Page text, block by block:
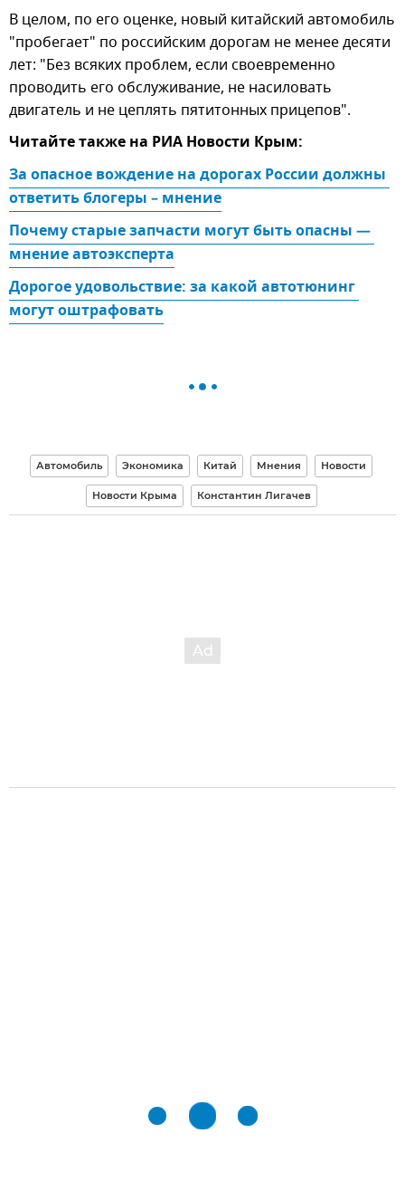
В целом, по его оценке, новый китайский автомобиль
"пробегает" по российским дорогам не менее десяти
лет: "Без всяких проблем, если своевременно
проводить его обслуживание, не насиловать
двигатель и не цеплять пятитонных прицепов".
Читайте также на РИА Новости Крым:
За опасное вождение на дорогах России должны
ответить блогеры – мнение
Почему старые запчасти могут быть опасны —
мнение автоэксперта
Дорогое удовольствие: за какой автотюнинг
могут оштрафовать
Автомобиль Экономика Китай Мнения Новости
Новости Крыма Константин Лигачев